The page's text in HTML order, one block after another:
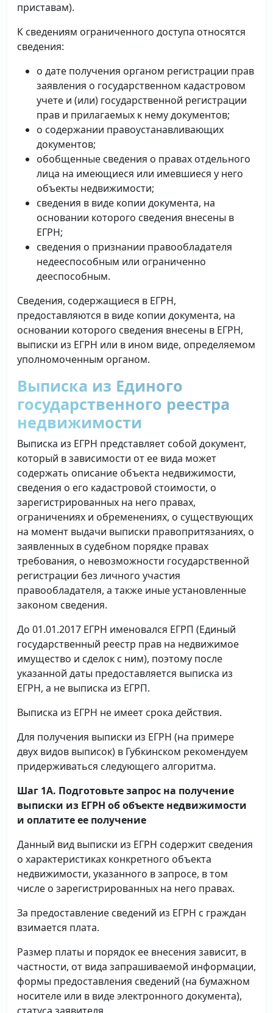
приставам).
К сведениям ограниченного доступа относятся
сведения:
о дате получения органом регистрации прав
заявления о государственном кадастровом
учете и (или) государственной регистрации
прав и прилагаемых к нему документов;
о содержании правоустанавливающих
документов;
обобщенные сведения о правах отдельного
лица на имеющиеся или имевшиеся у него
объекты недвижимости;
сведения в виде копии документа, на
основании которого сведения внесены в
ЕГРН;
сведения о признании правообладателя
недееспособным или ограниченно
дееспособным.
Сведения, содержащиеся в ЕГРН,
предоставляются в виде копии документа, на
основании которого сведения внесены в ЕГРН,
выписки из ЕГРН или в ином виде, определяемом
уполномоченным органом.
Выписка из Единого
государственного реестра
недвижимости
Выписка из ЕГРН представляет собой документ,
который в зависимости от ее вида может
содержать описание объекта недвижимости,
сведения о его кадастровой стоимости, о
зарегистрированных на него правах,
ограничениях и обременениях, о существующих
на момент выдачи выписки правопритязаниях, о
заявленных в судебном порядке правах
требования, о невозможности государственной
регистрации без личного участия
правообладателя, а также иные установленные
законом сведения.
До 01.01.2017 ЕГРН именовался ЕГРП (Единый
государственный реестр прав на недвижимое
имущество и сделок с ним), поэтому после
указанной даты предоставляется выписка из
ЕГРН, а не выписка из ЕГРП.
Выписка из ЕГРН не имеет срока действия.
Для получения выписки из ЕГРН (на примере
двух видов выписок) в Губкинском рекомендуем
придерживаться следующего алгоритма.
Шаг 1А. Подготовьте запрос на получение
выписки из ЕГРН об объекте недвижимости
и оплатите ее получение
Данный вид выписки из ЕГРН содержит сведения
о характеристиках конкретного объекта
недвижимости, указанного в запросе, в том
числе о зарегистрированных на него правах.
За предоставление сведений из ЕГРН с граждан
взимается плата.
Размер платы и порядок ее внесения зависит, в
частности, от вида запрашиваемой информации,
формы предоставления сведений (на бумажном
носителе или в виде электронного документа),